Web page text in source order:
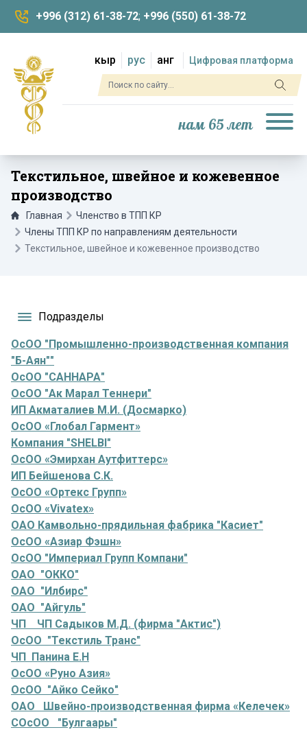
+996 (312) 61-38-72; +996 (550) 61-38-72
кыр рус анг Цифровая платформа
нам 65 лет
Текстильное, швейное и кожевенное
производство
Главная
Членство в ТПП КР
Члены ТПП КР по направлениям деятельности
Текстильное, швейное и кожевенное производство
Подразделы
ОсОО "Промышленно-производственная компания
"Б-Аян""
ОсОО "САННАРА"
ОсОО "Ак Марал Теннери"
ИП Акматалиев М.И. (Досмарко)
ОсОО «Глобал Гармент»
Компания "SHELBI"
ОсОО «Эмирхан Аутфиттерс»
ИП Бейшенова С.К.
ОсОО «Ортекс Групп»
ОсОО «Vivatex»
ОАО Камвольно-прядильная фабрика "Касиет"
ОсОО «Азиар Фэшн»
ОсОО "Империал Групп Компани"
ОАО "ОККО"
ОАО "Илбирс"
ОАО "Айгуль"
ЧП ЧП Садыков М.Д. (фирма "Актис")
ОсОО "Текстиль Транс"
ЧП Панина Е.Н
ОсОО «Руно Азия»
ОсОО "Айко Сейко"
ОАО Швейно-производственная фирма «Келечек»
СОсОО "Булгаары"